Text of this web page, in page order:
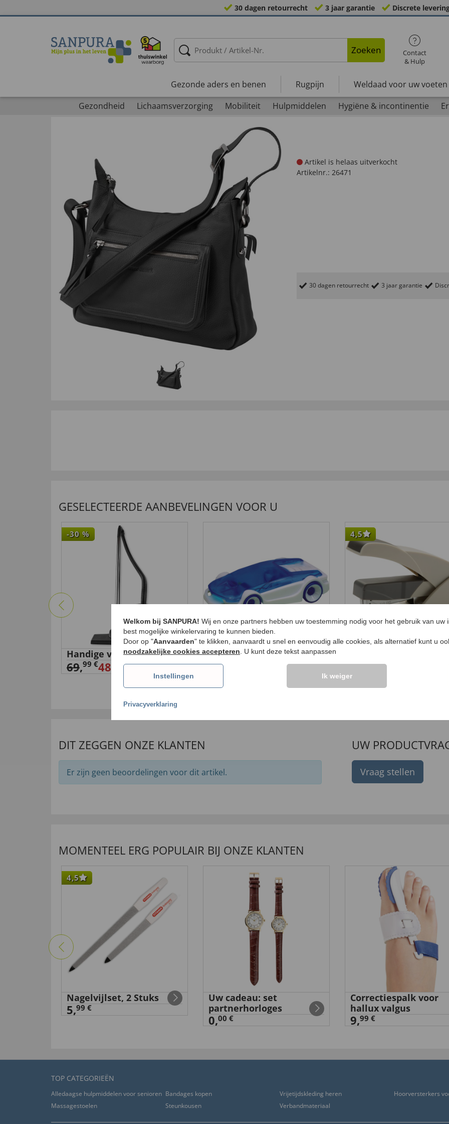
30 dagen retourrecht 3 jaar garantie Discrete
Zoeken
Contact
& Hulp
Gezonde aders en benen Rugpijn Weldaad voor uw voeten
Gezondheid
Lichaamsverzorging Mobiliteit Hulpmiddelen Hygiëne & incontinentie
Artikel is helaas uitverkocht
Artikelnr.: 26471
30 dagen retourrecht 3 jaar garantie
GESELECTEERDE AANBEVELINGEN VOOR U
-30 %
Handige vloerstofzuiger
69,99 €48, 99 €
Zoutwaterauto 'Marlin'
14,
4,5
nietmachine
14,
DIT ZEGGEN ONZE KLANTEN
Er zijn geen beoordelingen voor dit artikel.
UW
Vraag stellen
MOMENTEEL ERG POPULAIR BIJ ONZE KLANTEN
4,5
Nagelvijlset, 2 Stuks
5,99 €
Uw cadeau: set
partnerhorloges
0,00 €
Correctiespalk voor
hallux valgus
9,99 €
TOP CATEGORIEËN
Alledaagse hulpmiddelen voor senioren Bandages kopen Vrijetijdskleding heren Hoorversterkers
Massagestoelen
Steunkousen Verbandmateriaal
Welkom bij SANPURA! Wij en onze partners hebben uw toestemming nodig voor het gebruik van uw
best mogelijke winkelervaring te kunnen bieden.
Door op "Aanvaarden" te klikken, aanvaardt u snel en eenvoudig alle cookies, als alternatief kunt u
noodzakelijke cookies accepteren . U kunt deze tekst aanpassen
Instellingen Ik weiger
Privacyverklaring